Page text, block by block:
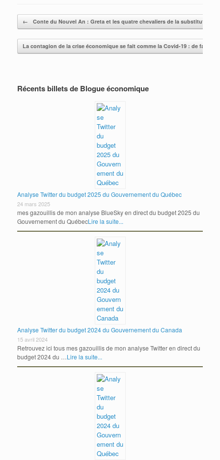
Post navigation
← Conte du Nouvel An : Greta et les quatre chevaliers de la substitution ,
La contagion de la crise économique se fait comme la Covid-19 : de façon
Récents billets de Blogue économique
Analyse Twitter du budget 2025 du Gouvernement du Québec
24 mars 2025
mes gazouillis de mon analyse BlueSky en direct du budget 2025 du
Gouvernement du QuébecLire la suite...
Analyse Twitter du budget 2024 du Gouvernement du Canada
15 avril 2024
Retrouvez ici tous mes gazouillis de mon analyse Twitter en direct du
budget 2024 du …Lire la suite...